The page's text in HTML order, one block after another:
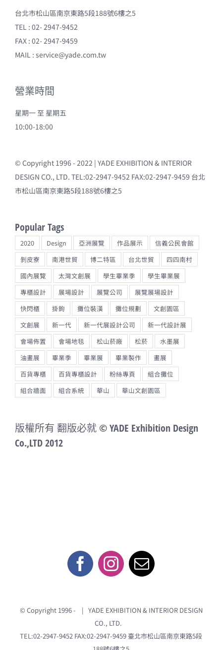
台北市松山區南京東路5段188號6樓之5
TEL : 02- 2947-9452
FAX : 02- 2947-9459
MAIL : service@yade.com.tw
營業時間
星期一 至 星期五
10:00-18:00
© Copyright 1996 - 2022 | YADE EXHIBITION & INTERIOR
DESIGN CO., LTD. TEL:02-2947-9452 FAX:02-2947-9459 台北
市松山區南京東路5段188號6樓之5
Popular Tags
2020 Design 亞洲展覽 作品展示
信義公民會館
剝皮寮
南港世貿 博二特區 台北世貿
四四南村
國內展覽
太灣文創展 學生畢業季
學生畢業展
專櫃設計
展場設計 展覽公司
展覽展場設計
快閃櫃
掛鉤 攤位裝潢 攤位規劃
文創園區
文創展
新一代 新一代展設計公司
新一代設計展
會場佈置
會場地毯 松山菸廠 松菸
水墨展
油畫展
畢業季 畢業展 畢業製作
畫展
百貨專櫃
百貨專櫃設計 粉絲專頁
組合攤位
組合牆面
組合系統 華山 華山文創園區
版權所有 翻版必就 © YADE Exhibition Design
Co.,LTD 2012
© Copyright 1996 -
| YADE EXHIBITION & INTERIOR DESIGN
CO., LTD.
TEL:02-2947-9452 FAX:02-2947-9459 臺北市松山區南京東路5段